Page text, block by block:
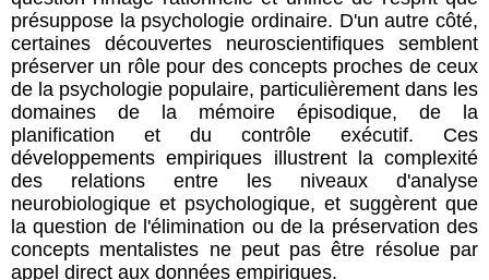
présuppose la psychologie ordinaire. D'un autre côté,
certaines découvertes neuroscientifiques semblent
préserver un rôle pour des concepts proches de ceux
de la psychologie populaire, particulièrement dans les
domaines de la mémoire épisodique, de la
planification et du contrôle exécutif. Ces
développements empiriques illustrent la complexité
des relations entre les niveaux d'analyse
neurobiologique et psychologique, et suggèrent que
la question de l'élimination ou de la préservation des
concepts mentalistes ne peut pas être résolue par
appel direct aux données empiriques.